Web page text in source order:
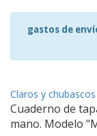
gastos de
Claros y chubascos
Cuaderno de
mano. Modelo